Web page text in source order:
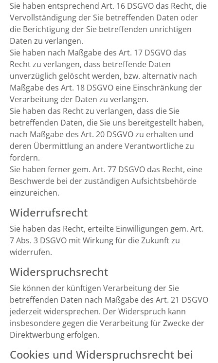
Sie haben entsprechend Art. 16 DSGVO das Recht, die
Vervollständigung der Sie betreffenden Daten oder
die Berichtigung der Sie betreffenden unrichtigen
Daten zu verlangen.
Sie haben nach Maßgabe des Art. 17 DSGVO das
Recht zu verlangen, dass betreffende Daten
unverzüglich gelöscht werden, bzw. alternativ nach
Maßgabe des Art. 18 DSGVO eine Einschränkung der
Verarbeitung der Daten zu verlangen.
Sie haben das Recht zu verlangen, dass die Sie
betreffenden Daten, die Sie uns bereitgestellt haben,
nach Maßgabe des Art. 20 DSGVO zu erhalten und
deren Übermittlung an andere Verantwortliche zu
fordern.
Sie haben ferner gem. Art. 77 DSGVO das Recht, eine
Beschwerde bei der zuständigen Aufsichtsbehörde
einzureichen.
Widerrufsrecht
Sie haben das Recht, erteilte Einwilligungen gem. Art.
7 Abs. 3 DSGVO mit Wirkung für die Zukunft zu
widerrufen.
Widerspruchsrecht
Sie können der künftigen Verarbeitung der Sie
betreffenden Daten nach Maßgabe des Art. 21 DSGVO
jederzeit widersprechen. Der Widerspruch kann
insbesondere gegen die Verarbeitung für Zwecke der
Direktwerbung erfolgen.
Cookies und Widerspruchsrecht bei